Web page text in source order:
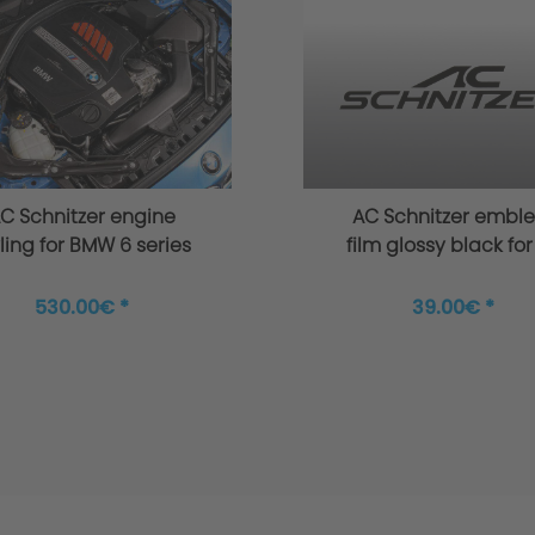
to the warranty?
Warranty Conditions.
Schnitzer engine
for BMW 6 series
530.00€ *
AC Schnitzer
film glossy black
39.00€ *